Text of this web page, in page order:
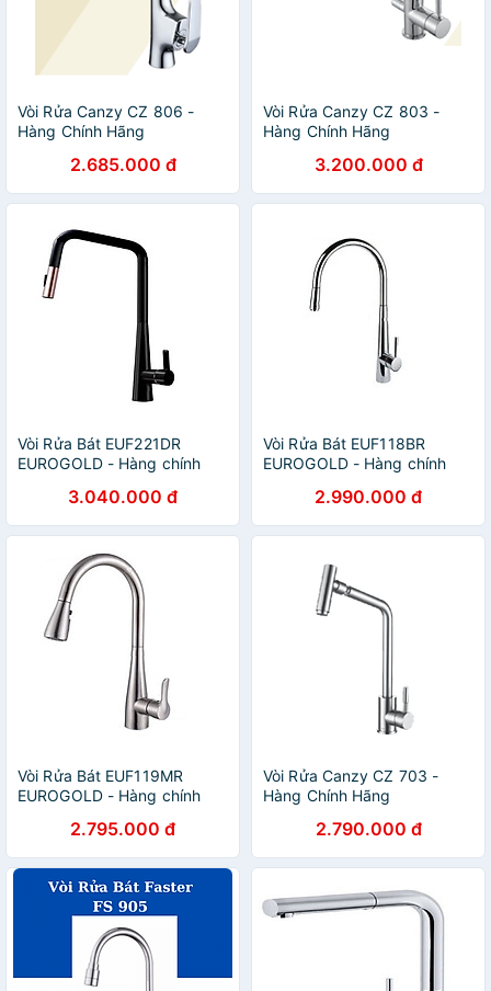
Vòi Rửa Canzy CZ 806 -
Hàng Chính Hãng
2.685.000 đ
Vòi Rửa Canzy CZ 803 -
Hàng Chính Hãng
3.200.000 đ
Vòi Rửa Bát EUF221DR
EUROGOLD - Hàng chính
3.040.000 đ
Vòi Rửa Bát EUF118BR
EUROGOLD - Hàng chính
2.990.000 đ
Vòi Rửa Bát EUF119MR
EUROGOLD - Hàng chính
2.795.000 đ
Vòi Rửa Canzy CZ 703 -
Hàng Chính Hãng
2.790.000 đ